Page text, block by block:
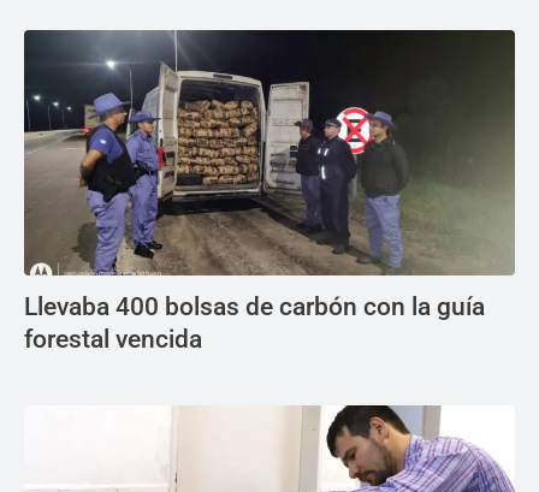
Llevaba 400 bolsas de carbón con la guía
forestal vencida